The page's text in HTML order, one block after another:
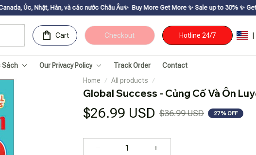
Hàn, và các nước Châu Âu✨ Buy More Get Moreㅤ ✨ㅤ Sale up to 30% ㅤ✨ㅤ Get voucher up to
Cart Checkout Hotline 24/7
Sách Our Privacy Policy Track Order
Contact
Home
All products
Global Success - Củng Cố Và Ôn
$26.99 USD $36.99 USD 27% OFF